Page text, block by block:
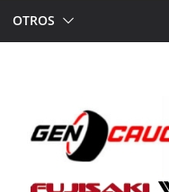
OTROS